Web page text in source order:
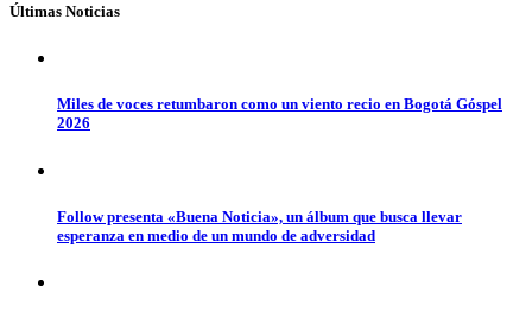
Últimas Noticias
Miles de voces retumbaron como un viento recio en Bogotá Góspel
2026
Follow presenta «Buena Noticia», un álbum que busca llevar
esperanza en medio de un mundo de adversidad